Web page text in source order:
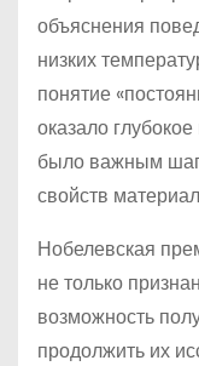
объяснения
низких
понятие
оказало
было важным
свойств
Нобелевская
не только
возможность
продолжить их